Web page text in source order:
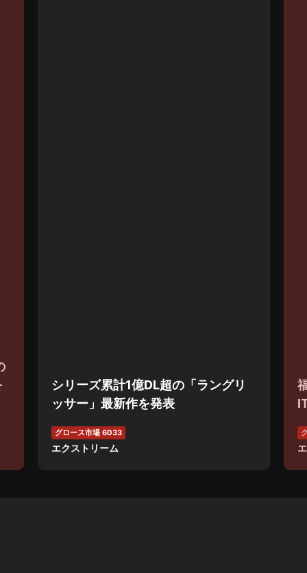
シリーズ累計1億DL超の「ラングリ
ッサー」最新作を発表
グロース市場 6033
エクストリーム